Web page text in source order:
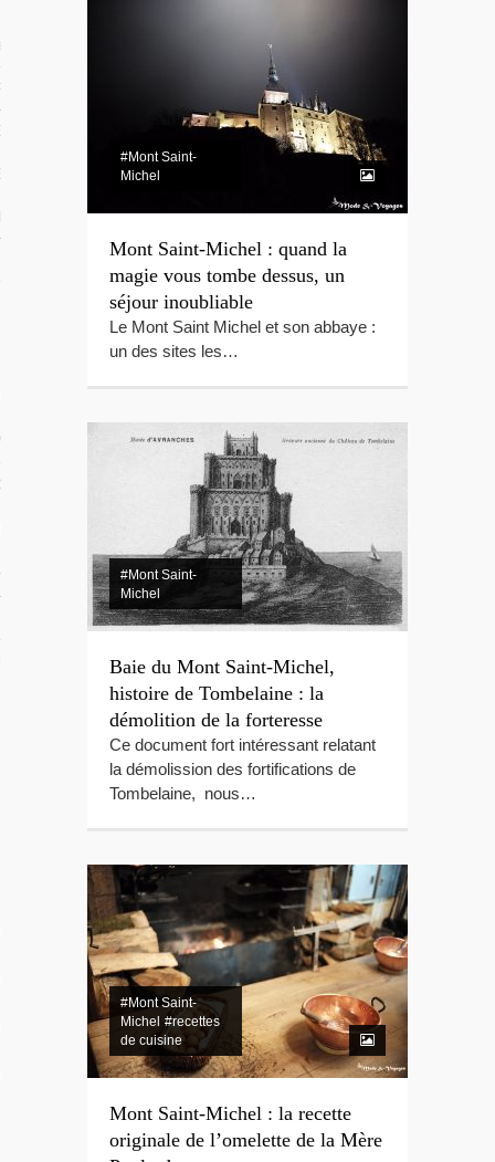
Polynésie
VIDÉOS
LOCAUX
EN FAMILLE : LE LIVRE
SUR L’ÉQUIPAGE DE BEG-HIR
DU MOMENT
PHOTO
VIDEOS
PORTFOLIOS
#Mont Saint-
Michel
Mont Saint-Michel : quand la
magie vous tombe dessus, un
séjour inoubliable
Le Mont Saint Michel et son abbaye :
un des sites les…
#Mont Saint-
Michel
Baie du Mont Saint-Michel,
histoire de Tombelaine : la
démolition de la forteresse
Ce document fort intéressant relatant
la démolission des fortifications de
Tombelaine, nous…
#Mont Saint-
Michel #recettes
de cuisine
Mont Saint-Michel : la recette
originale de l’omelette de la Mère